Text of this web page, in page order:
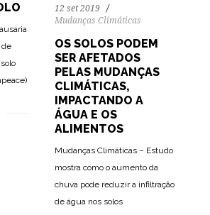
de
12 set 2019
Mudanças Climáticas
OS SOLOS PODEM
SER AFETADOS
PELAS MUDANÇAS
CLIMÁTICAS,
IMPACTANDO A
ÁGUA E OS
ALIMENTOS
Mudanças Climáticas – Estudo
mostra como o aumento da
chuva pode reduzir a infiltração
de água nos solos